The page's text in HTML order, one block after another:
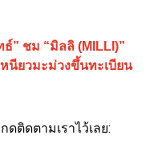
ธ์” ชม “มิลลิ (MILLI)”
หนียวมะม่วงขึ้นทะเบียน
ติดตามเราไว้เลย: